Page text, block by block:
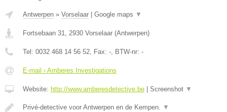
Antwerpen » Vorselaar Google maps ▼
Fortsebaan 31, 2930 Vorselaar (Antwerpen)
Tel: 0032 468 14 56 52, Fax: -, BTW-nr: -
E-mail › Amberes Investigations
Website: http://www.amberesdetective.be Screenshot ▼
Privé-detective voor Antwerpen en de Kempen. ▼